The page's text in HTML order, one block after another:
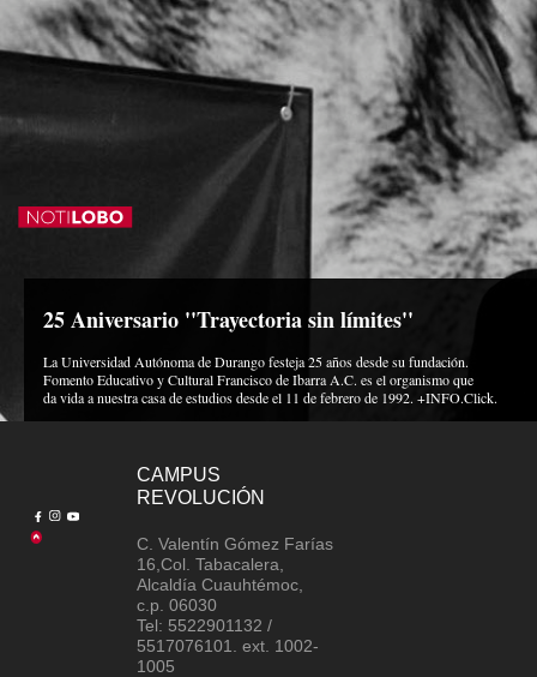
25 Aniversario ''Trayectoria sin límites''
La Universidad Autónoma de Durango festeja 25 años desde su fundación.
Fomento Educativo y Cultural Francisco de Ibarra A.C. es el organismo que
da vida a nuestra casa de estudios desde el 11 de febrero de 1992. +INFO.Click.
CAMPUS
REVOLUCIÓN
C. Valentín Gómez Farías
16,Col. Tabacalera,
Alcaldía Cuauhtémoc,
c.p. 06030
Tel: 5522901132 /
5517076101. ext. 1002-
1005